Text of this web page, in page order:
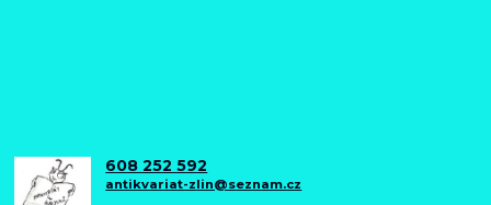
608 252 592
antikvariat-zlin@seznam.cz